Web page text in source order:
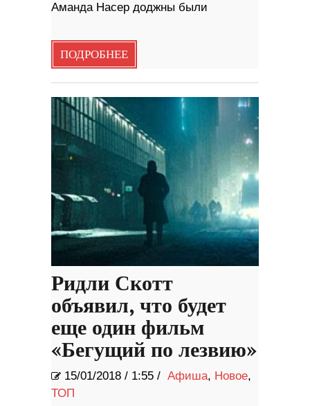
Аманда Насер доджны были
ПОДРОБНЕЕ
Ридли Скотт
объявил, что будет
еще один фильм
«Бегущий по лезвию»
15/01/2018 / 1:55 / Афиша, Новое,
ТОП